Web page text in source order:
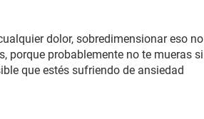
dolor, sobredimensionar eso no
porque probablemente no te mueras si
que estés sufriendo de ansiedad